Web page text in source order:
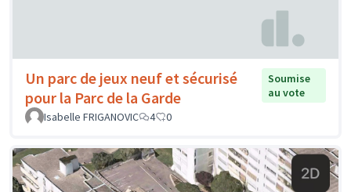
Un parc de jeux neuf et sécurisé
pour la Parc de la Garde
Soumise
au vote
Isabelle FRIGANOVIC
4 0